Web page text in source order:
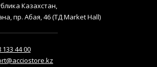
Казахстан,
пр. Абая, 46 (ТД Market Hall)
133 44 00